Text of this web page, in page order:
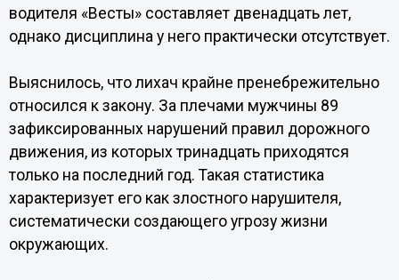
водителя «Весты» составляет двенадцать лет,
однако дисциплина у него практически отсутствует.
Выяснилось, что лихач крайне пренебрежительно
относился к закону. За плечами мужчины 89
зафиксированных нарушений правил дорожного
движения, из которых тринадцать приходятся
только на последний год. Такая статистика
характеризует его как злостного нарушителя,
систематически создающего угрозу жизни
окружающих.